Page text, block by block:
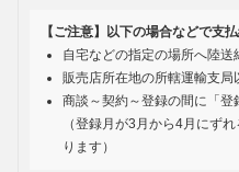
【ご注意】以下の場合などで支
自宅などの指定の場所へ陸送
販売店所在地の所轄運輸支局
商談～契約～登録の間に「登
（登録月が3月から4月にず
ります）